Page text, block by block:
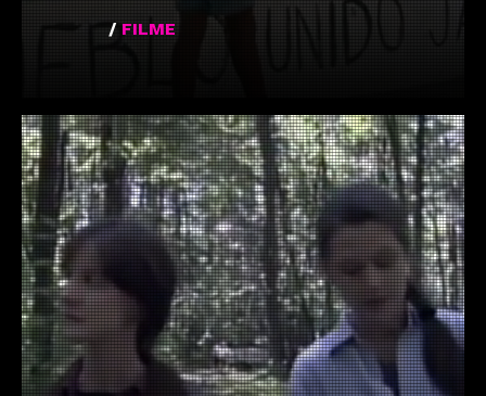
/FILME